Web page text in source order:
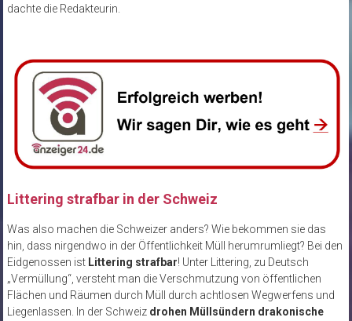
dachte die Redakteurin.
Littering strafbar in der Schweiz
Was also machen die Schweizer anders? Wie bekommen sie das
hin, dass nirgendwo in der Öffentlichkeit Müll herumrumliegt? Bei den
Eidgenossen ist Littering strafbar! Unter Littering, zu Deutsch
„Vermüllung“, versteht man die Verschmutzung von öffentlichen
Flächen und Räumen durch Müll durch achtlosen Wegwerfens und
Liegenlassen. In der Schweiz drohen Müllsündern drakonische